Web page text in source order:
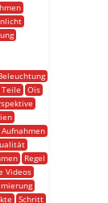
Ois
Regel
Videos
Schritt